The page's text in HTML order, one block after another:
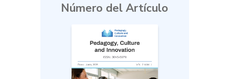
Número del Artículo